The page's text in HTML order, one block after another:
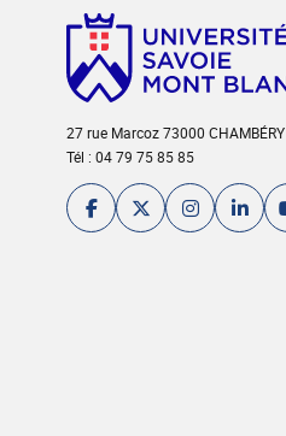
27 rue Marcoz 73000 CHAMBÉRY
Tél : 04 79 75 85 85